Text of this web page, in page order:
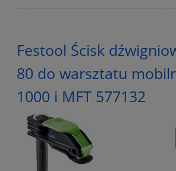
Festool Ścisk
80 do warsztatu
1000 i MFT 577132